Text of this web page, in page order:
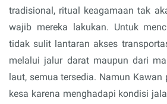
tradisional, ritual keagamaan tak
wajib mereka lakukan. Untuk
tidak sulit lantaran akses
melalui jalur darat maupun dari
laut, semua tersedia. Namun
kesa karena menghadapi kondisi